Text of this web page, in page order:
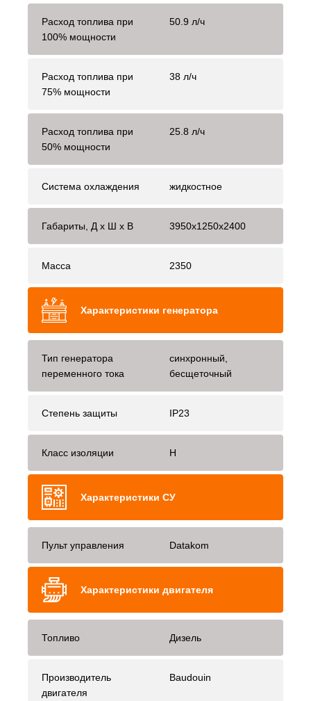
Расход топлива при
100% мощности
50.9 л/ч
Расход топлива при
75% мощности
38 л/ч
Расход топлива при
50% мощности
25.8 л/ч
Система охлаждения жидкостное
Габариты, Д x Ш x В 3950x1250x2400
Масса 2350
Характеристики генератора
Тип генератора
переменного тока
синхронный,
бесщеточный
Степень защиты IP23
Класс изоляции H
Характеристики СУ
Пульт управления Datakom
Характеристики двигателя
Топливо Дизель
Производитель
двигателя
Baudouin